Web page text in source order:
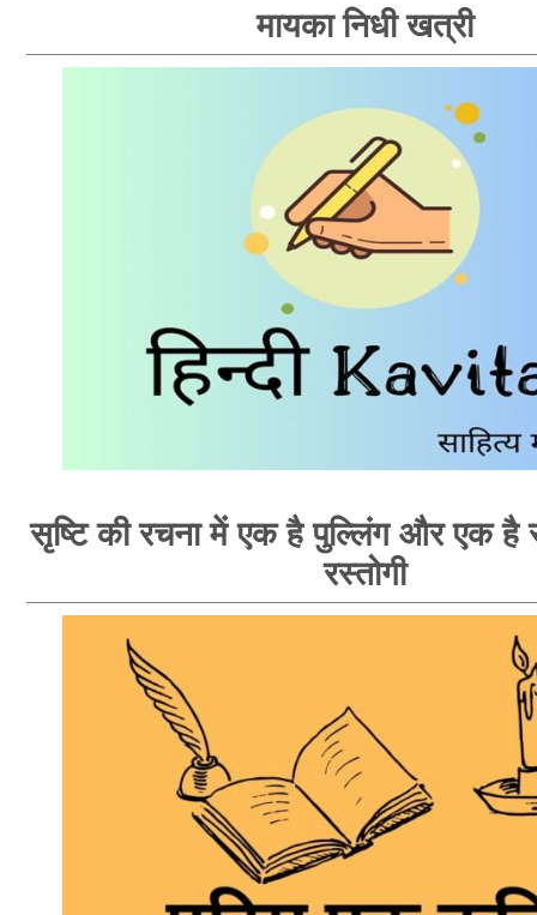
मायका निधी खत्री
सृष्टि की रचना में एक है पुल्लिंग और एक है
रस्तोगी